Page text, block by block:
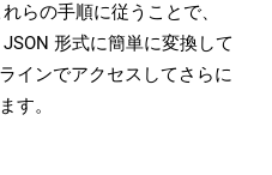
らの手順に従うことで、
形式に簡単に変換して
インでアクセスしてさらに
す。